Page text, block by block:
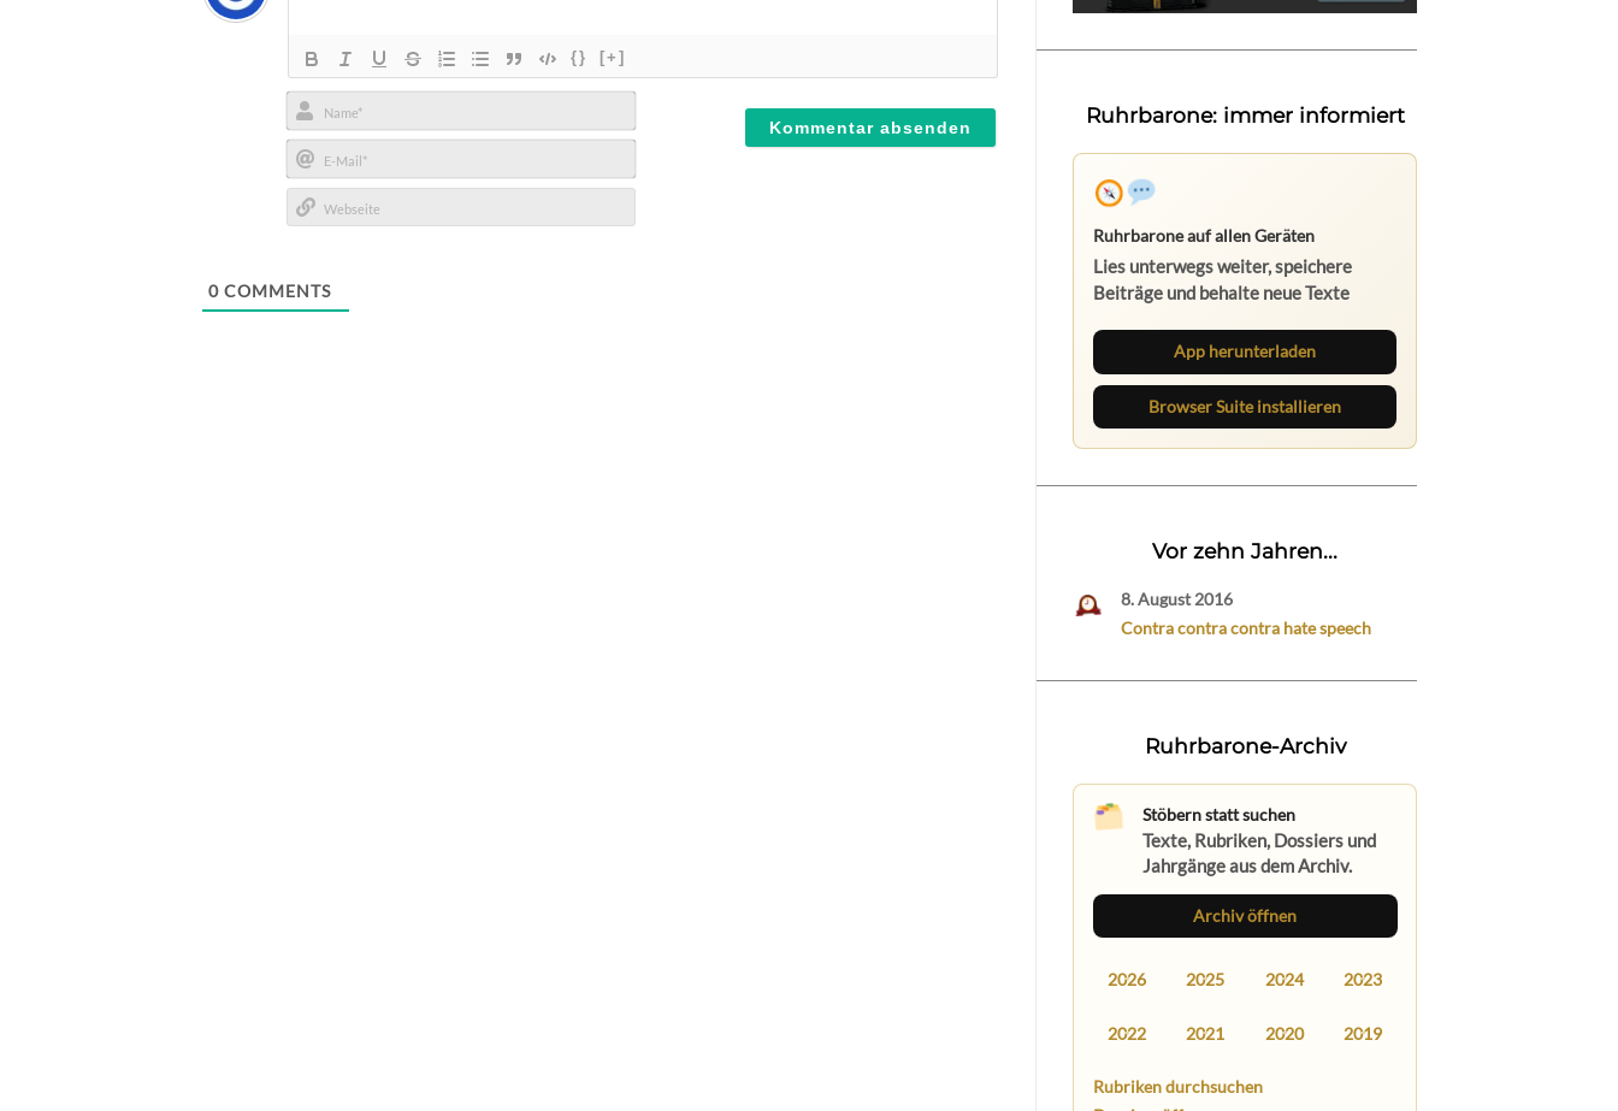
{} [+]
Name*
E-
Mail*
0 COMMENTS
Ruhrbarone: immer informiert
Ruhrbarone auf allen Geräten
Lies unterwegs weiter, speichere
Beiträge und behalte neue Texte
App herunterladen
Browser Suite installieren
Vor zehn Jahren...
8. August 2016
Contra contra contra hate speech
Ruhrbarone-Archiv
Stöbern statt suchen
Texte, Rubriken, Dossiers und
Jahrgänge aus dem Archiv.
Archiv öffnen
2026 2025 2024 2023
2022 2021 2020 2019
Rubriken durchsuchen